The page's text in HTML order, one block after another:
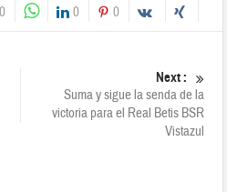
0 0 0
Next :
Suma y sigue la senda de la
victoria para el Real Betis BSR
Vistazul